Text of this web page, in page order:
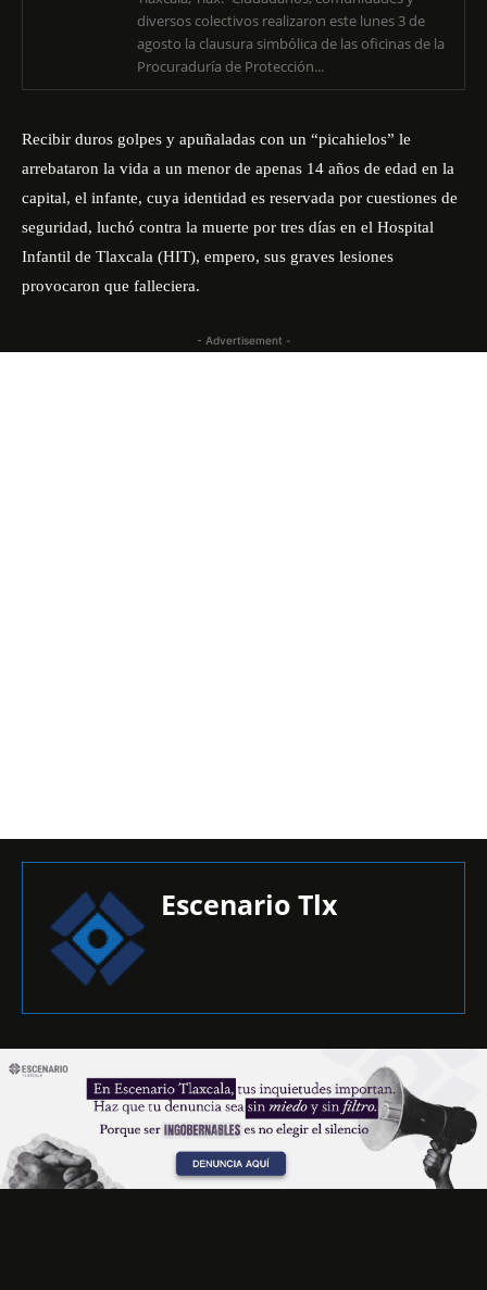
diversos colectivos realizaron este lunes 3 de
agosto la clausura simbólica de las oficinas de la
Procuraduría de Protección...
Recibir duros golpes y apuñaladas con un “picahielos” le
arrebataron la vida a un menor de apenas 14 años de edad en la
capital, el infante, cuya identidad es reservada por cuestiones de
seguridad, luchó contra la muerte por tres días en el Hospital
Infantil de Tlaxcala (HIT), empero, sus graves lesiones
provocaron que falleciera.
- Advertisement -
Escenario Tlx